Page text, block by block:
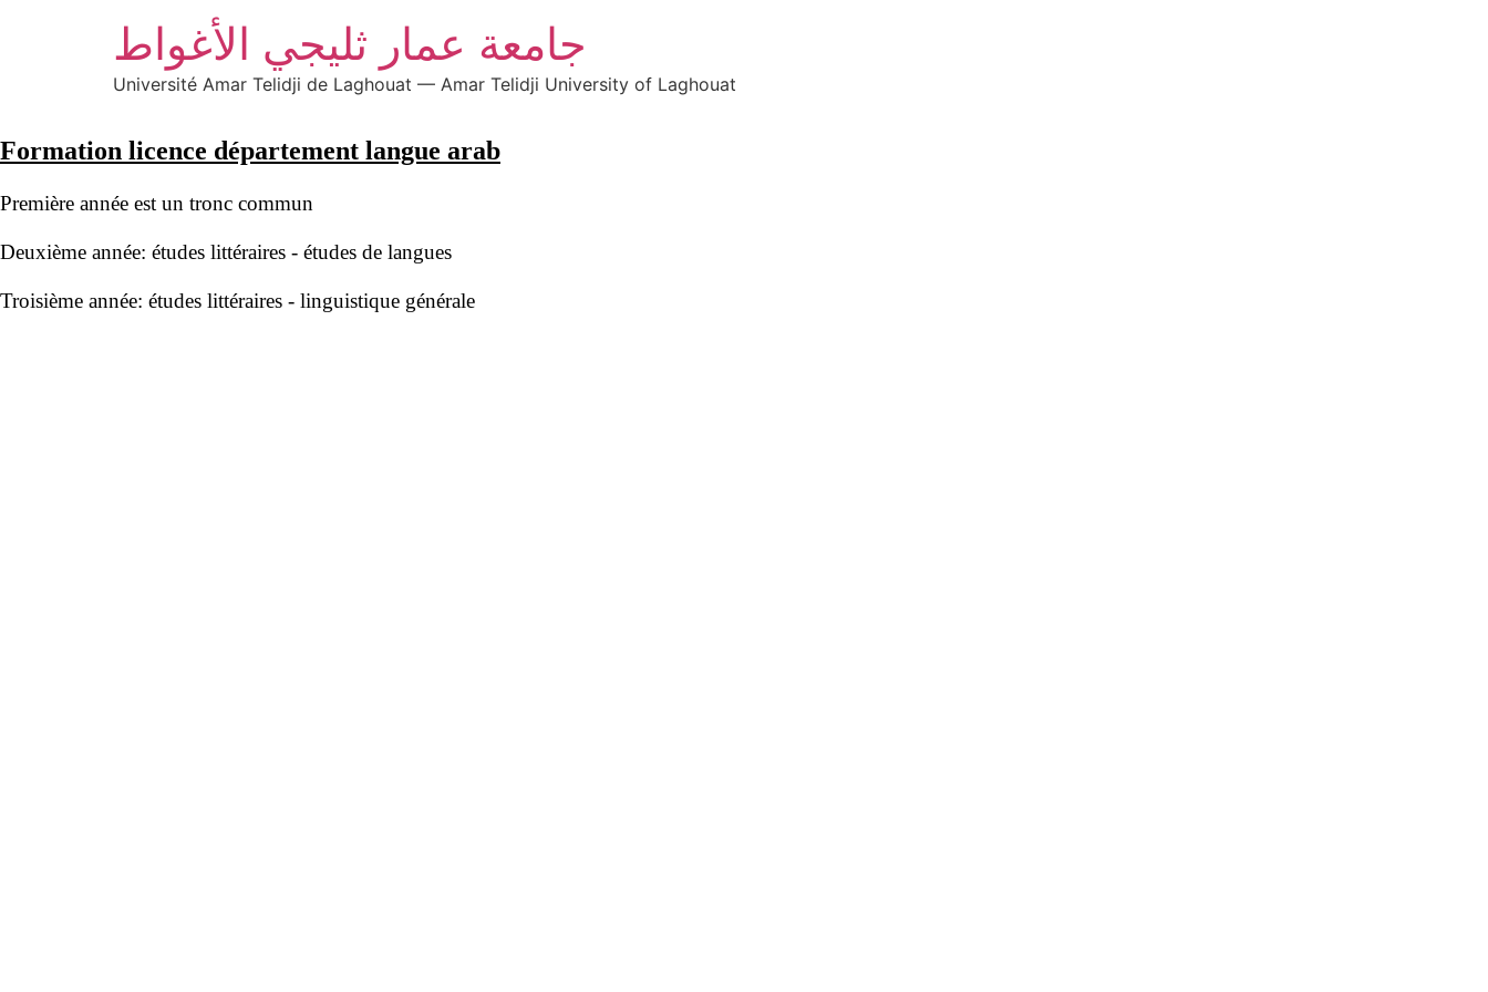
جامعة عمار ثليجي الأغواط
Université Amar Telidji de Laghouat — Amar Telidji University of Laghouat
Formation licence département langue arab
Première année est un tronc commun
Deuxième année: études littéraires - études de langues
Troisième année: études littéraires - linguistique générale